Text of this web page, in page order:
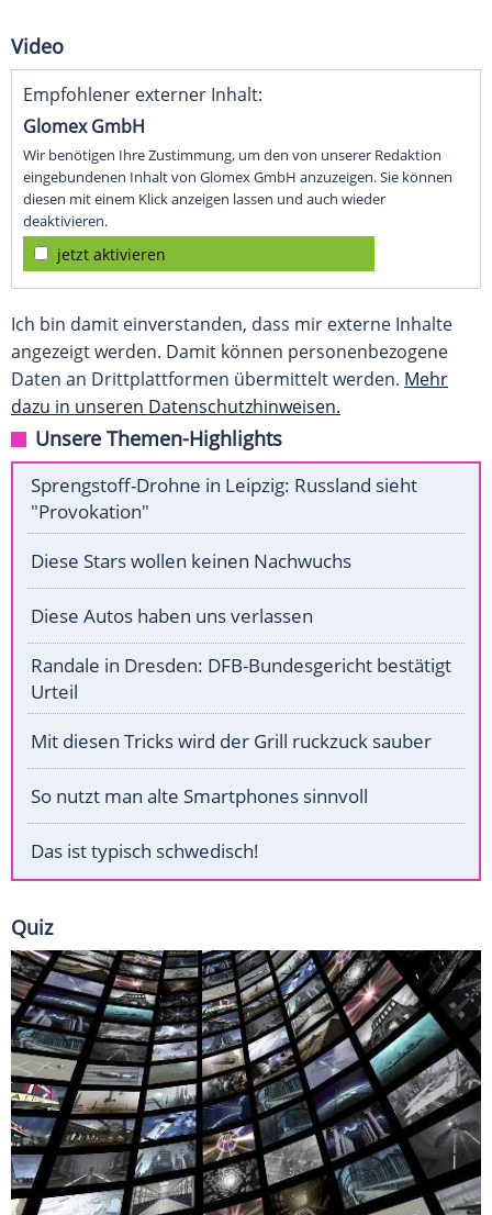
Video
Empfohlener externer Inhalt:
Glomex GmbH
Wir benötigen Ihre Zustimmung, um den von unserer Redaktion
eingebundenen Inhalt von Glomex GmbH anzuzeigen. Sie können
diesen mit einem Klick anzeigen lassen und auch wieder
deaktivieren.
jetzt aktivieren
Ich bin damit einverstanden, dass mir externe Inhalte
angezeigt werden. Damit können personenbezogene
Daten an Drittplattformen übermittelt werden. Mehr
dazu in unseren Datenschutzhinweisen.
Unsere Themen-Highlights
Sprengstoff-Drohne in Leipzig: Russland sieht
"Provokation"
Diese Stars wollen keinen Nachwuchs
Diese Autos haben uns verlassen
Randale in Dresden: DFB-Bundesgericht bestätigt
Urteil
Mit diesen Tricks wird der Grill ruckzuck sauber
So nutzt man alte Smartphones sinnvoll
Das ist typisch schwedisch!
Quiz